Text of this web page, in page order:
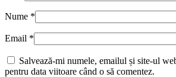
Nume *
Email *
Salvează-mi numele, emailul și site-ul
pentru data viitoare când o să comentez.